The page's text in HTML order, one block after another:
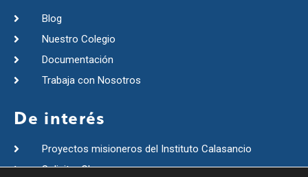
Blog
Nuestro Colegio
Documentación
Trabaja con Nosotros
De interés
Proyectos misioneros del Instituto Calasancio
Solicitar Claves